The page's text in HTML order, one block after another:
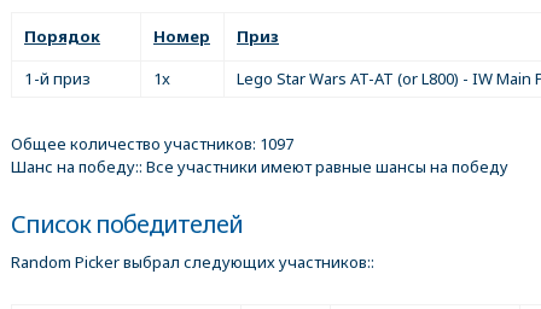
Порядок Номер
Приз
1-й приз
1x Lego Star Wars AT-AT (or L800) - IW Main
Общее количество участников: 1097
Шанс на победу:: Все участники имеют равные шансы на победу
Список победителей
Random Picker выбрал следующих участников::